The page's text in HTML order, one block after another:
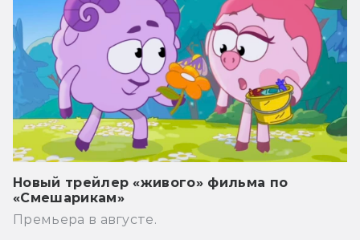
Новый трейлер «живого» фильма по
«Смешарикам»
Премьера в августе.